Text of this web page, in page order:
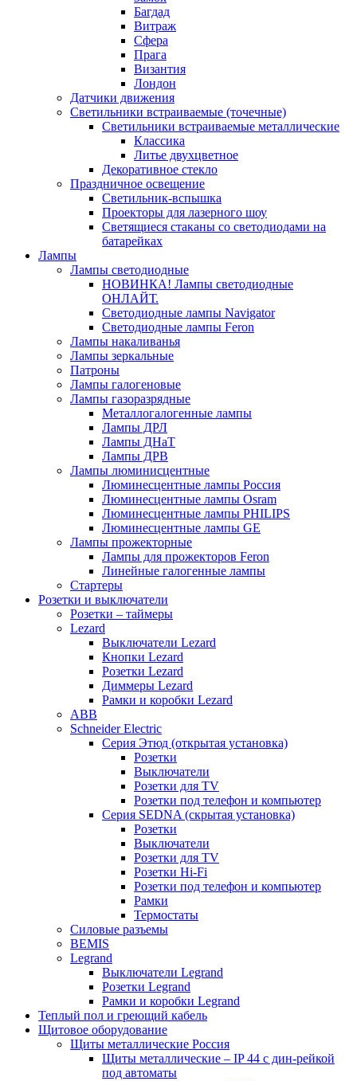
Багдад
Витраж
Сфера
Прага
Византия
Лондон
Датчики движения
Светильники встраиваемые (точечные)
Светильники встраиваемые металлические
Классика
Литье двухцветное
Декоративное стекло
Праздничное освещение
Светильник-вспышка
Проекторы для лазерного шоу
Светящиеся стаканы со светодиодами на
батарейках
Лампы
Лампы светодиодные
НОВИНКА! Лампы светодиодные
ОНЛАЙТ.
Светодиодные лампы Navigator
Светодиодные лампы Feron
Лампы накаливанья
Лампы зеркальные
Патроны
Лампы галогеновые
Лампы газоразрядные
Металлогалогенные лампы
Лампы ДРЛ
Лампы ДНаТ
Лампы ДРВ
Лампы люминисцентные
Люминесцентные лампы Россия
Люминесцентные лампы Osram
Люминесцентные лампы PHILIPS
Люминесцентные лампы GE
Лампы прожекторные
Лампы для прожекторов Feron
Линейные галогенные лампы
Стартеры
Розетки и выключатели
Розетки – таймеры
Lezard
Выключатели Lezard
Кнопки Lezard
Розетки Lezard
Диммеры Lezard
Рамки и коробки Lezard
ABB
Schneider Electric
Серия Этюд (открытая установка)
Розетки
Выключатели
Розетки для TV
Розетки под телефон и компьютер
Серия SEDNA (скрытая установка)
Розетки
Выключатели
Розетки для TV
Розетки Hi-Fi
Розетки под телефон и компьютер
Рамки
Термостаты
Силовые разъемы
BEMIS
Legrand
Выключатели Legrand
Розетки Legrand
Рамки и коробки Legrand
Теплый пол и греющий кабель
Щитовое оборудование
Щиты металлические Россия
Щиты металлические – IP 44 с дин-рейкой
под автоматы